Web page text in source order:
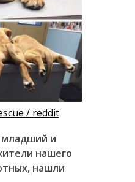
/ reddit
младший и
нашего
нашли